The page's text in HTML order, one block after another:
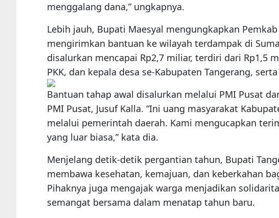
menggalang dana,” ungkapnya.
Lebih jauh, Bupati Maesyal mengungkapkan
mengirimkan bantuan ke wilayah terdampak di
disalurkan mencapai Rp2,7 miliar, terdiri dari Rp1,5
PKK, dan kepala desa se-Kabupaten Tangerang,
Bantuan tahap awal disalurkan melalui PMI Pusat
PMI Pusat, Jusuf Kalla. “Ini uang masyarakat
melalui pemerintah daerah. Kami mengucapkan
yang luar biasa,” kata dia.
Menjelang detik-detik pergantian tahun, Bupati
membawa kesehatan, kemajuan, dan keberkahan
Pihaknya juga mengajak warga menjadikan
semangat bersama dalam menatap tahun baru.